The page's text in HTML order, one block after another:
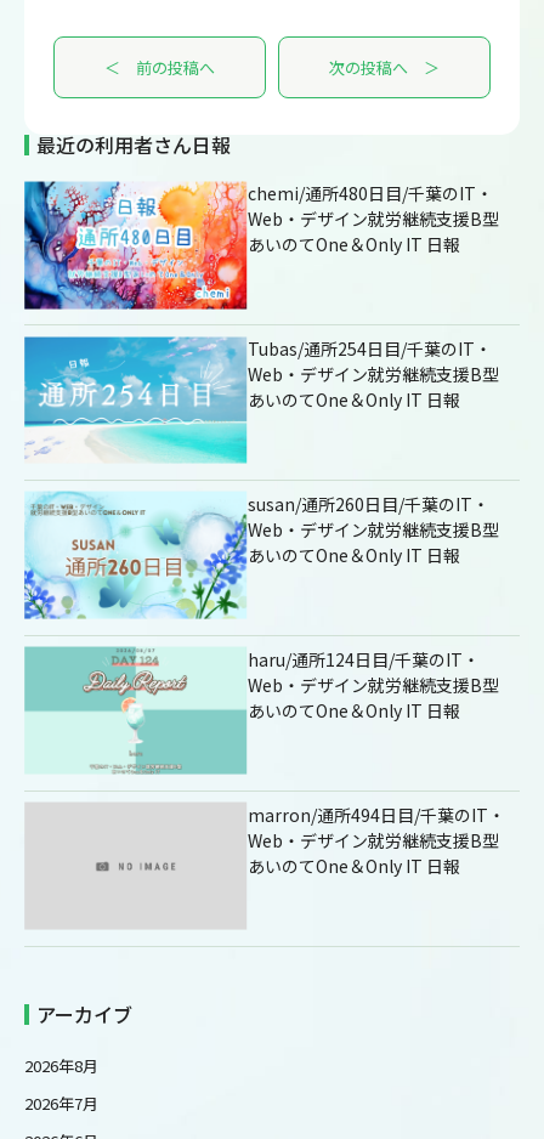
＜ 前の投稿へ 次の投稿へ ＞
最近の利用者さん日報
chemi/通所480日目/千葉のIT・
Web・デザイン就労継続支援B型
あいのてOne＆Only IT 日報
Tubas/通所254日目/千葉のIT・
Web・デザイン就労継続支援B型
あいのてOne＆Only IT 日報
susan/通所260日目/千葉のIT・
Web・デザイン就労継続支援B型
あいのてOne＆Only IT 日報
haru/通所124日目/千葉のIT・
Web・デザイン就労継続支援B型
あいのてOne＆Only IT 日報
marron/通所494日目/千葉のIT・
Web・デザイン就労継続支援B型
あいのてOne＆Only IT 日報
アーカイブ
2026年8月
2026年7月